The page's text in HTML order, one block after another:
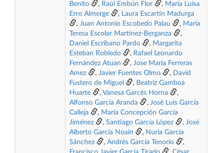
Benito
, Raúl Embún Flor , María Luisa
Erro Almerge
, Laura Escartín Madurga
, Juan Antonio Escobedo Palau , María
Teresa Escolar Martínez-Berganza
,
Daniel Escribano Pardo
, Margarita
Esteban Robledo
, Rafael Leonardo
Fernández Atuan
, Jose María Ferreras
Amez
, Javier Fuentes Olmo , David
Fustero de Miguel
, Beatriz Gamboa
Huarte
, Vanesa Garcés Horna
,
Alfonso García Aranda
, José Luis García
Calleja
, María Concepción García
Jiménez
, Santiago García López , José
Alberto García Noain
, Nuria García
Sánchez
, Andrés García Tenorio
,